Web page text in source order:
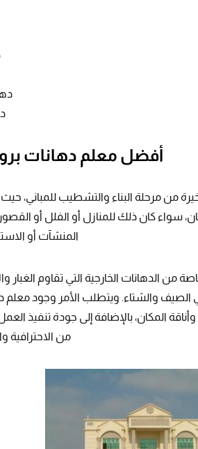
أفضل معلم دهانات
من مرحلة البناء والتشطيب للمباني،
سواء كان ذلك للمنازل أو الفلل أو
المنشآت أو
من الدهانات الخارجية التي تقاوم الغبار
الصيف والشتاء. ويتطلب الأمر وجود
المكان، بالإضافة إلى جودة تنفيذ
من الاحترافية